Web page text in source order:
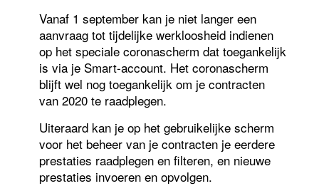
Vanaf 1 september kan je niet langer een
aanvraag tot tijdelijke werkloosheid indienen
op het speciale coronascherm dat toegankelijk
is via je Smart-account. Het coronascherm
blijft wel nog toegankelijk om je contracten
van 2020 te raadplegen.
Uiteraard kan je op het gebruikelijke scherm
voor het beheer van je contracten je eerdere
prestaties raadplegen en filteren, en nieuwe
prestaties invoeren en opvolgen.